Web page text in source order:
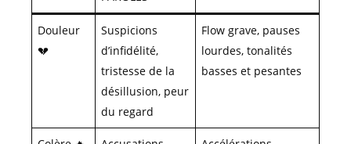
Douleur
💔
Suspicions
d’infidélité,
tristesse de la
désillusion, peur
du regard
Flow grave, pauses
lourdes, tonalités
basses et pesantes